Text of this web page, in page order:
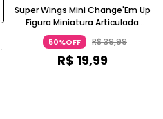
Super Wings Mini Change'Em Up
Figura Miniatura Articulada
Rescue Zoey Ambulância Fun
Divirta-Se
50%OFF R$39,99
R$ 19,99